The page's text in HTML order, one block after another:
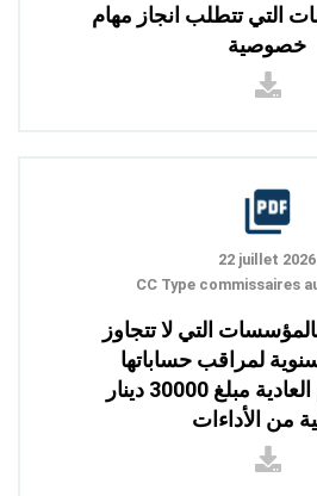
التي تتطلب انجاز مهام
خصوصية
22 juillet 2026
CC Type commissaires
التي لا تتجاوز
لمراقب حساباتها
بعنوان المهام العادية مبلغ 30000 دينار
من الأداءات